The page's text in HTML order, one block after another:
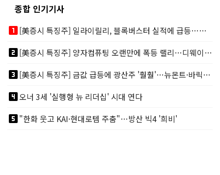
종합 인기기사
looks_one
[美증시 특징주] 일라이릴리, 블록버스터 실적에 급등…마운자로 매출 폭발
looks_two
[美증시 특징주] 양자컴퓨팅 오랜만에 폭등 랠리…디웨이브·아이온큐 주도
looks_3
[美증시 특징주] 금값 급등에 광산주 '훨훨'…뉴몬트·바릭마이닝 주도
looks_4오너 3세 '실행형 뉴 리더십' 시대 연다
looks_5"한화 웃고 KAI·현대로템 주춤"…방산 빅4 '희비'